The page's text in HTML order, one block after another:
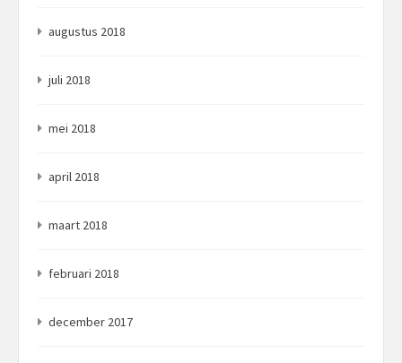
augustus 2018
juli 2018
mei 2018
april 2018
maart 2018
februari 2018
december 2017